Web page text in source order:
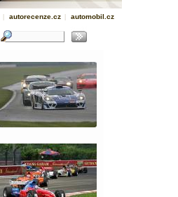
| autorecenze.cz | automobil.cz